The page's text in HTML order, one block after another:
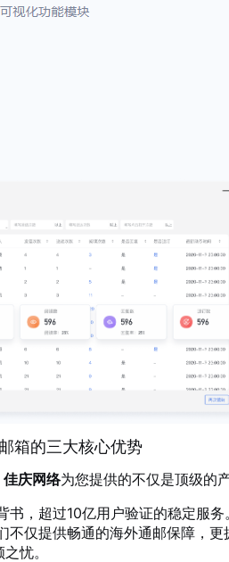
箱的三大核心优势
佳庆网络为您提供的不仅是顶级的
书，超过10亿用户验证的稳定服
不仅提供畅通的海外通邮保障，
忧。